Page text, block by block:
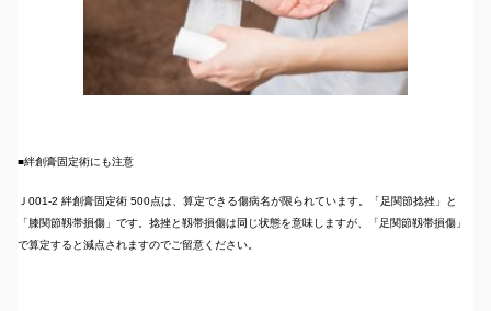
■絆創膏固定術にも注意
Ｊ001-2 絆創膏固定術 500点は、算定できる傷病名が限られています。「足関節捻挫」と
「膝関節靱帯損傷」です。捻挫と靱帯損傷は同じ状態を意味しますが、「足関節靱帯損傷」
で算定すると減点されますのでご留意ください。